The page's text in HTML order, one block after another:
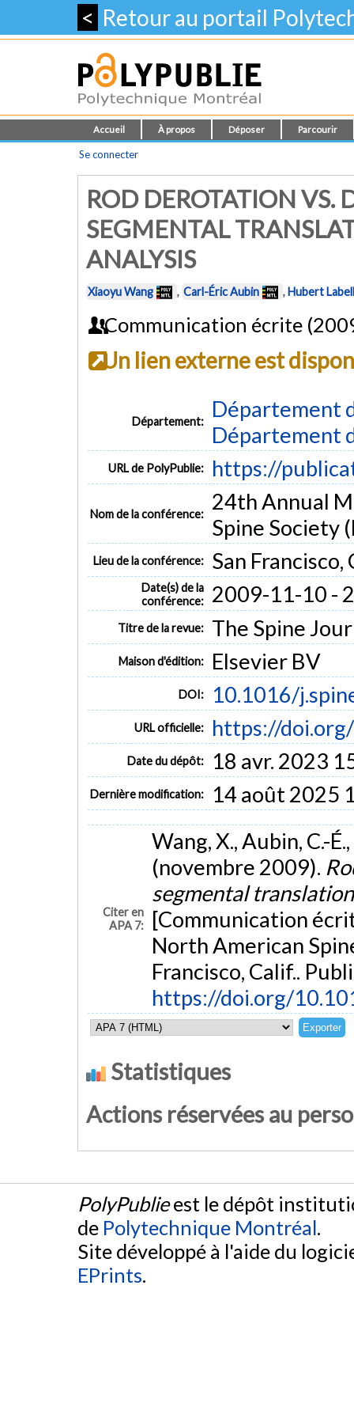
< Retour au portail
Accueil À propos Déposer Parcourir
Se connecter
ROD DEROTATION VS.
SEGMENTAL
ANALYSIS
Xiaoyu Wang , Carl-Éric Aubin ,Hubert
Communication écrite
Un lien externe est
Département:
Département
Département
URL de PolyPublie: https://
Nom de la conférence:
24th Annual
Spine Society
Lieu de la conférence: San Francisco,
Date(s) de la
conférence:
2009-11-10 -
Titre de la revue: The Spine
Maison d'édition: Elsevier BV
DOI: 10.1016/
URL officielle: https://
Date du dépôt: 18 avr. 2023
Dernière modification: 14 août 2025
Citer en
APA 7:
Wang, X., Aubin, C.-
(novembre 2009).
segmental
[Communication
North American
Francisco, Calif..
https://doi.org/
Statistiques
Actions réservées au
PolyPublieest le dépôt
de Polytechnique Montréal.
Site développé à l'aide du
EPrints.